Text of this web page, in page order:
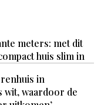
meters: met dit
huis slim in
in
wit, waardoor de